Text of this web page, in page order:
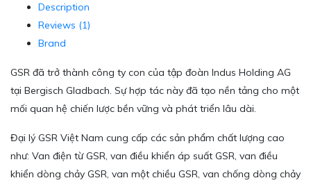
Description
Reviews (1)
Brand
GSR đã trở thành công ty con của tập đoàn Indus Holding AG
tại Bergisch Gladbach. Sự hợp tác này đã tạo nền tảng cho một
mối quan hệ chiến lược bền vững và phát triển lâu dài.
Đại lý GSR Việt Nam cung cấp các sản phẩm chất lượng cao
như: Van điện từ GSR, van điều khiển áp suất GSR, van điều
khiển dòng chảy GSR, van một chiều GSR, van chống dòng chảy